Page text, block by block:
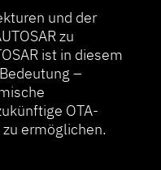
und der
zu
ist in diesem
–
OTA-
ermöglichen.